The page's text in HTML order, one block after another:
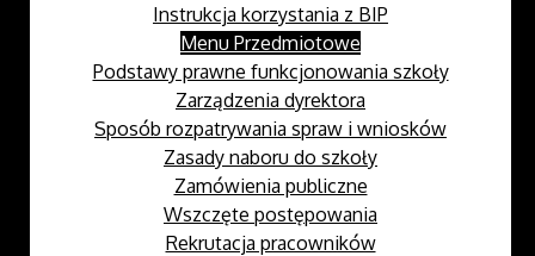
Instrukcja korzystania z BIP
Menu Przedmiotowe
Podstawy prawne funkcjonowania szkoły
Zarządzenia dyrektora
Sposób rozpatrywania spraw i wniosków
Zasady naboru do szkoły
Zamówienia publiczne
Wszczęte postępowania
Rekrutacja pracowników